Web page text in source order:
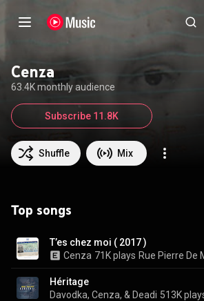
Cenza
63.4K monthly audience
Shuffle Mix
Subscribe 11.8K
Top songs
T’es chez moi ( 2017 )
Cenza 71K plays Rue Pierre De
Héritage
Davodka, Cenza, & Deadi 513K